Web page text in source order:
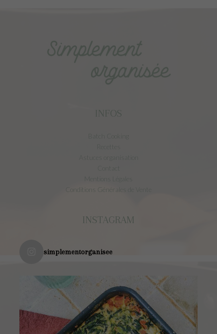
INFOS
Conditions Générales de Vente
INSTAGRAM
simplementorganisee